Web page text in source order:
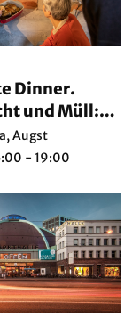
Dinner.
und Müll:
Augst
- 19:00